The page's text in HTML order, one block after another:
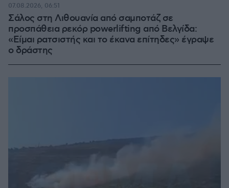
Σάλος στη Λιθουανία από σαμποτάζ σε
προσπάθεια ρεκόρ powerlifting από Βελγίδα:
«Είμαι ρατσιστής και το έκανα επίτηδες» έγραψε
ο δράστης
07.08.2026, 06:51